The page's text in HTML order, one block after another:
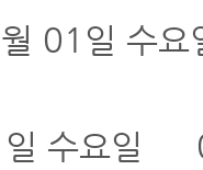
01일 수요
수요일